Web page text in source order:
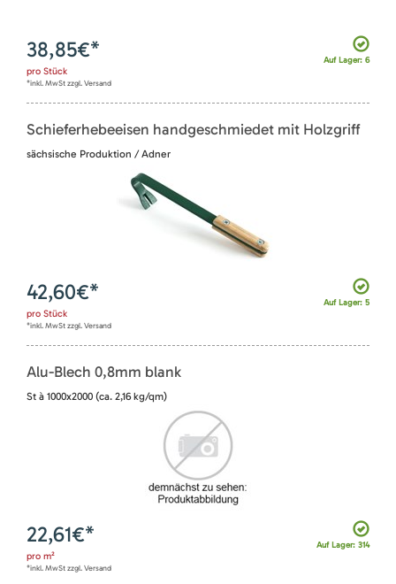
Auf Lager: 6
38,85€*
pro Stück
*inkl. MwSt zzgl. Versand
Schieferhebeeisen handgeschmiedet mit Holzgriff
sächsische Produktion / Adner
Auf Lager: 5
42,60€*
pro Stück
*inkl. MwSt zzgl. Versand
Alu-Blech 0,8mm blank
St à 1000x2000 (ca. 2,16 kg/qm)
Auf Lager: 314
22,61€*
pro m²
*inkl. MwSt zzgl. Versand